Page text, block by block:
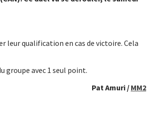
leur qualification en cas de victoire. Cela
groupe avec 1 seul point.
Pat Amuri / MM2